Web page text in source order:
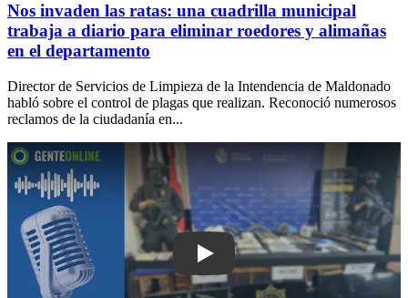
Nos invaden las ratas: una cuadrilla municipal
trabaja a diario para eliminar roedores y alimañas
en el departamento
Director de Servicios de Limpieza de la Intendencia de Maldonado
habló sobre el control de plagas que realizan. Reconoció numerosos
reclamos de la ciudadanía en...
Play: Gran operativo antidroga en